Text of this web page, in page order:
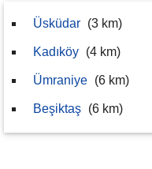
Üsküdar (3 km)
Kadıköy (4 km)
Ümraniye (6 km)
Beşiktaş (6 km)